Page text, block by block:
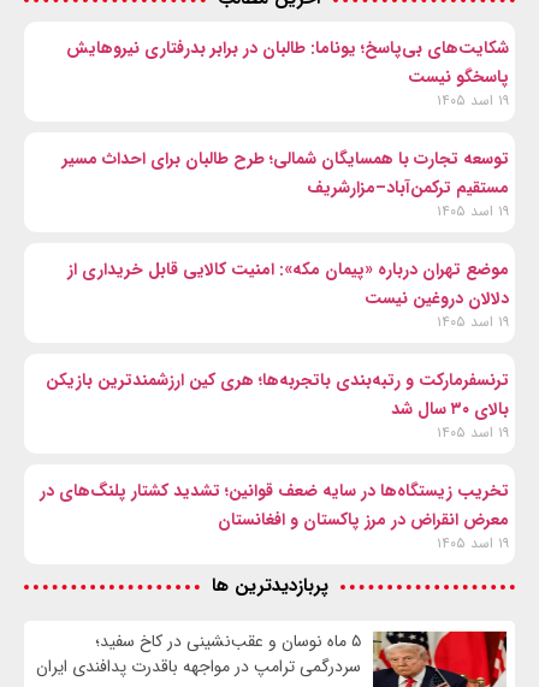
شکایت‌های بی‌پاسخ؛ یوناما: طالبان در برابر بدرفتاری نیروهایش
پاسخگو نیست
۱۹ اسد ۱۴۰۵
توسعه تجارت با همسایگان شمالی؛ طرح طالبان برای احداث مسیر
مستقیم ترکمن‌آباد–مزارشریف
۱۹ اسد ۱۴۰۵
موضع تهران درباره «پیمان مکه»: امنیت کالایی قابل خریداری از
دلالان دروغین نیست
۱۹ اسد ۱۴۰۵
ترنسفرمارکت و رتبه‌بندی باتجربه‌ها؛ هری کین ارزشمندترین بازیکن
بالای ۳۰ سال شد
۱۹ اسد ۱۴۰۵
تخریب زیستگاه‌ها در سایه ضعف قوانین؛ تشدید کشتار پلنگ‌های در
معرض انقراض در مرز پاکستان و افغانستان
۱۹ اسد ۱۴۰۵
پربازدیدترین ها
۵ ماه نوسان و عقب‌نشینی در کاخ سفید؛
سردرگمی ترامپ در مواجهه باقدرت پدافندی ایران